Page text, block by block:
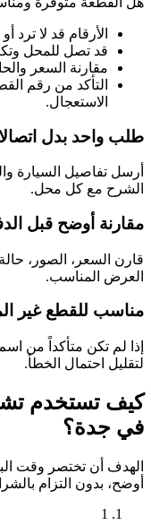
الأرقام قد لا ترد
قد تصل للمحل
مقارنة السعر
التأكد من رقم
الاستعجال.
طلب واحد بدل
أرسل تفاصيل السيارة
الشرح مع كل محل.
مقارنة أوضح قبل
قارن السعر، الصور،
العرض المناسب.
مناسب للقطع غير
إذا لم تكن متأكداً من
لتقليل احتمال الخطأ.
كيف تستخدم
في جدة؟
الهدف أن تختصر وقت
أوضح، بدون التزام
1